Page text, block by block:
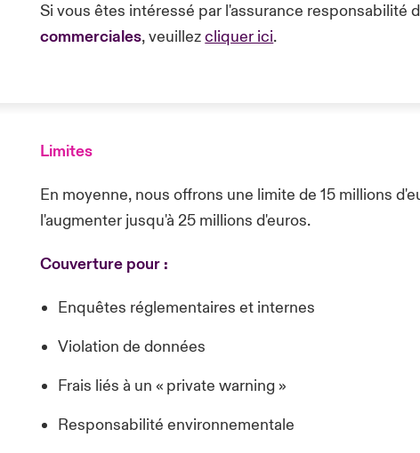
Si vous êtes intéressé par l'assurance responsabilité
commerciales, veuillezcliquer ici.
Limites
En moyenne, nous offrons une limite de 15 millions
l'augmenter jusqu'à 25 millions d'euros.
Couverture pour :
Enquêtes réglementaires et internes
Violation de données
Frais liés à un « private warning »
Responsabilité environnementale